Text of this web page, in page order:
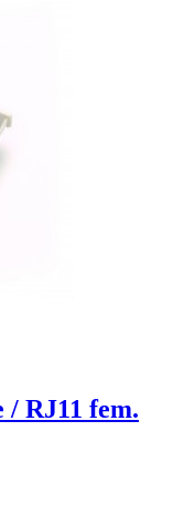
/ RJ11 fem.